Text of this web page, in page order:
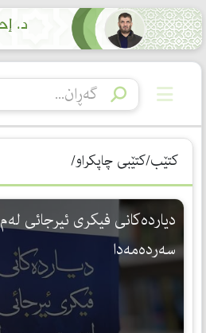
کتێب/کتێبی چاپکراو/
دیاردەكانی فیكری ئیرجائی لەم
سەردەمەدا